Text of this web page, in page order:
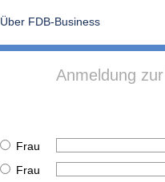
Über FDB-Business
Anmeldung
Frau
Frau